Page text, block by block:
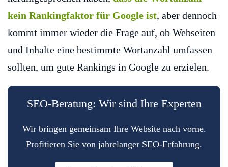
kein Rankingfaktor für Google ist, aber dennoch
kommt immer wieder die Frage auf, ob Webseiten
und Inhalte eine bestimmte Wortanzahl umfassen
sollten, um gute Rankings in Google zu erzielen.
SEO-Beratung: Wir sind Ihre Experten
Wir bringen gemeinsam Ihre Website nach vorne.
Profitieren Sie von jahrelanger SEO-Erfahrung.